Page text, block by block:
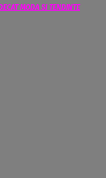
MODA SI TENDINTE